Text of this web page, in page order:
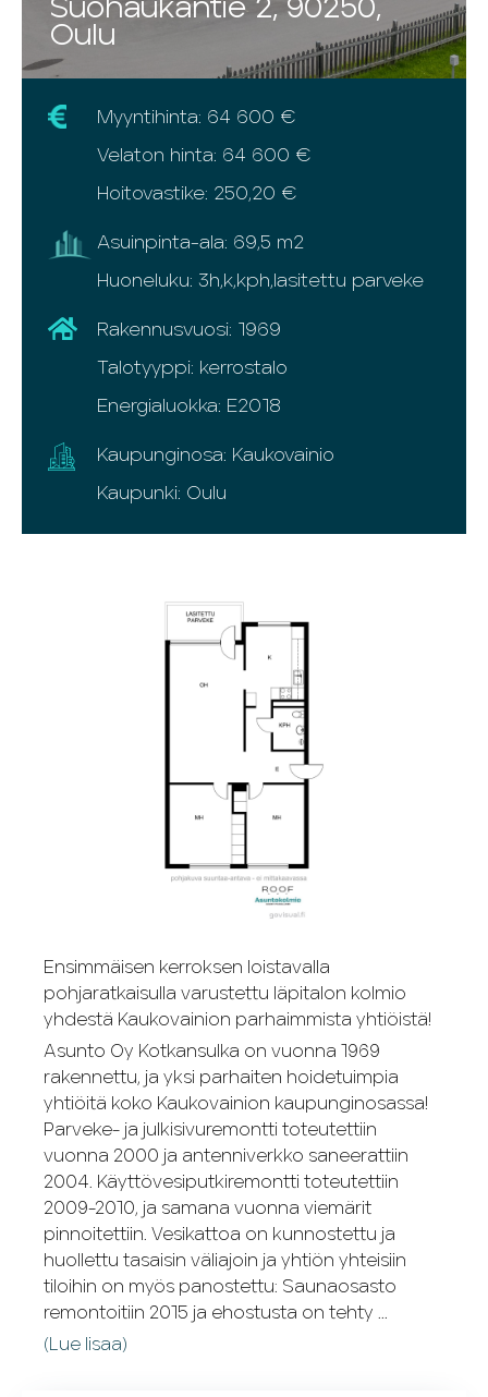
Suohaukantie 2, 90250,
Oulu
Myyntihinta: 64 600 €
Velaton hinta: 64 600 €
Hoitovastike: 250,20 €
Asuinpinta-ala: 69,5 m2
Huoneluku: 3h,k,kph,lasitettu parveke
Rakennusvuosi: 1969
Talotyyppi: kerrostalo
Energialuokka: E2018
Kaupunginosa: Kaukovainio
Kaupunki: Oulu
Ensimmäisen kerroksen loistavalla
pohjaratkaisulla varustettu läpitalon kolmio
yhdestä Kaukovainion parhaimmista yhtiöistä!
Asunto Oy Kotkansulka on vuonna 1969
rakennettu, ja yksi parhaiten hoidetuimpia
yhtiöitä koko Kaukovainion kaupunginosassa!
Parveke- ja julkisivuremontti toteutettiin
vuonna 2000 ja antenniverkko saneerattiin
2004. Käyttövesiputkiremontti toteutettiin
2009-2010, ja samana vuonna viemärit
pinnoitettiin. Vesikattoa on kunnostettu ja
huollettu tasaisin väliajoin ja yhtiön yhteisiin
tiloihin on myös panostettu: Saunaosasto
remontoitiin 2015 ja ehostusta on tehty ...
(Lue lisaa)